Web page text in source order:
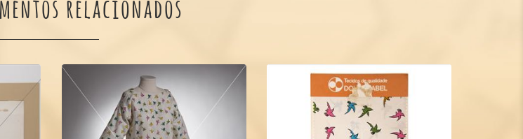
relacionados